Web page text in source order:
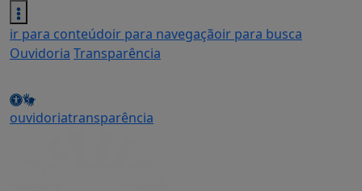
ir para conteúdoir para navegaçãoir para busca
Ouvidoria Transparência
ouvidoriatransparência